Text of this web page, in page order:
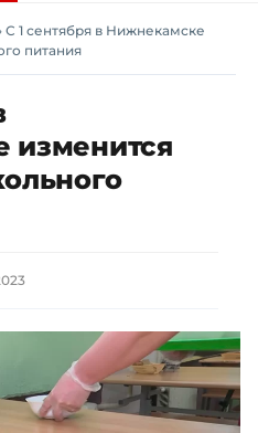
С 1 сентября в Нижнекамске
питания
изменится